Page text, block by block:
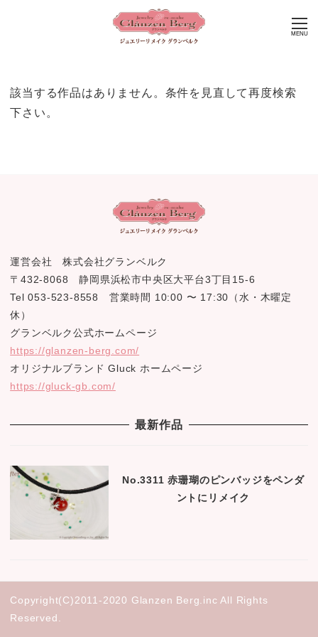
MENU
該当する作品はありません。条件を見直して再度検索
下さい。
運営会社 株式会社グランベルク
〒432-8068 静岡県浜松市中央区大平台3丁目15-6
Tel 053-523-8558 営業時間 10:00 〜 17:30（水・木曜定
休）
グランベルク公式ホームページ
https://glanzen-berg.com/
オリジナルブランド Gluck ホームページ
https://gluck-gb.com/
最新作品
No.3311 赤珊瑚のピンバッジをペンダ
ントにリメイク
Copyright(C)2011-2020 Glanzen Berg.inc All Rights
Reserved.